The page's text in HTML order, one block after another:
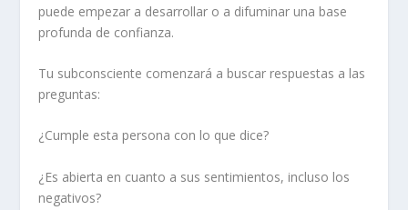
puede empezar a desarrollar o a difuminar una base
profunda de confianza.
Tu subconsciente comenzará a buscar respuestas a las
preguntas:
¿Cumple esta persona con lo que dice?
¿Es abierta en cuanto a sus sentimientos, incluso los
negativos?